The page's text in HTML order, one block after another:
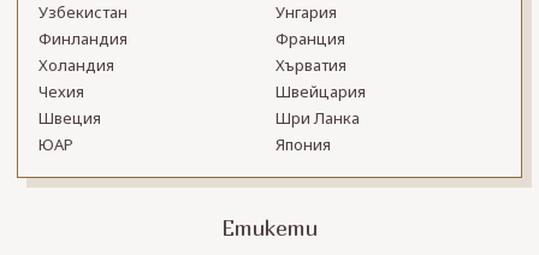
Узбекистан
Унгария
Финландия
Франция
Холандия
Хърватия
Чехия
Швейцария
Швеция
Шри Ланка
ЮАР
Япония
Етикети